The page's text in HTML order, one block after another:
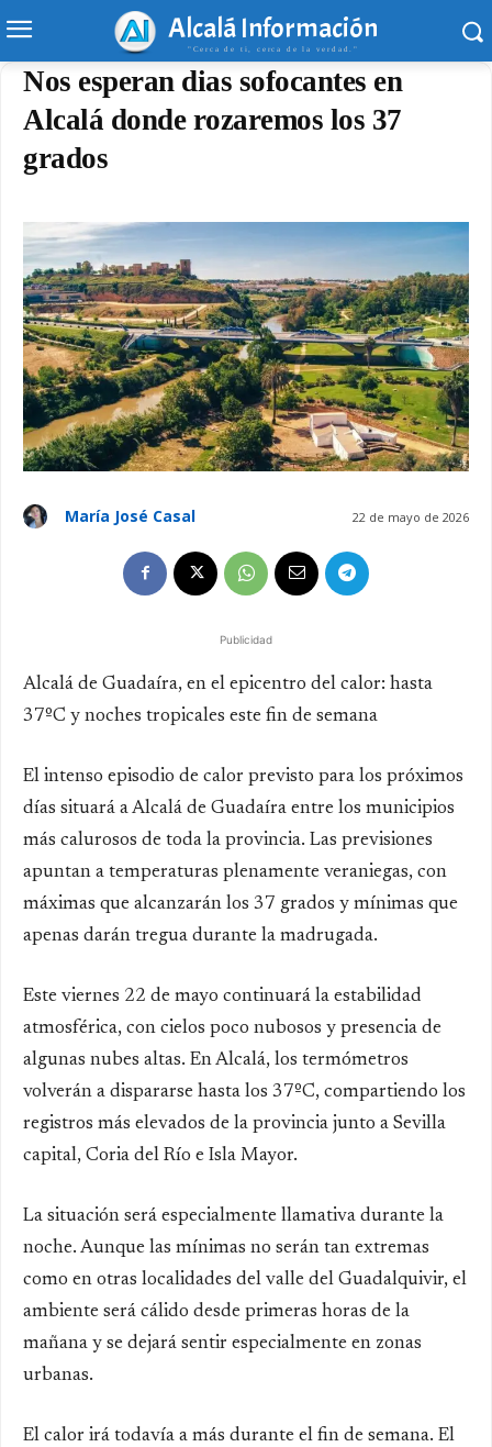
Alcalá Información
"Cerca de ti, cerca de la verdad."
Nos esperan dias sofocantes en
Alcalá donde rozaremos los 37
grados
22 de mayo de 2026
María José Casal
Publicidad
Alcalá de Guadaíra, en el epicentro del calor: hasta
37ºC y noches tropicales este fin de semana
El intenso episodio de calor previsto para los próximos
días situará a Alcalá de Guadaíra entre los municipios
más calurosos de toda la provincia. Las previsiones
apuntan a temperaturas plenamente veraniegas, con
máximas que alcanzarán los 37 grados y mínimas que
apenas darán tregua durante la madrugada.
Este viernes 22 de mayo continuará la estabilidad
atmosférica, con cielos poco nubosos y presencia de
algunas nubes altas. En Alcalá, los termómetros
volverán a dispararse hasta los 37ºC, compartiendo los
registros más elevados de la provincia junto a Sevilla
capital, Coria del Río e Isla Mayor.
La situación será especialmente llamativa durante la
noche. Aunque las mínimas no serán tan extremas
como en otras localidades del valle del Guadalquivir, el
ambiente será cálido desde primeras horas de la
mañana y se dejará sentir especialmente en zonas
urbanas.
El calor irá todavía a más durante el fin de semana. El